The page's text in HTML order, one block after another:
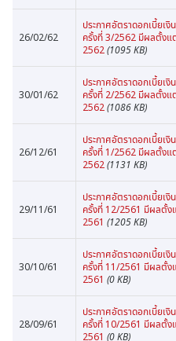
26/02/62
ประกาศอัตราดอกเบี้ยเงิ
ครั้งที่ 3/2562 มีผลตั้งแ
2562(1095 KB)
30/01/62
ประกาศอัตราดอกเบี้ยเงิ
ครั้งที่ 2/2562 มีผลตั้งแ
2562(1086 KB)
26/12/61
ประกาศอัตราดอกเบี้ยเงิ
ครั้งที่ 1/2562 มีผลตั้งแ
2562(1131 KB)
29/11/61
ประกาศอัตราดอกเบี้ยเงิ
ครั้งที่ 12/2561 มีผลตั้ง
2561 (1205 KB)
30/10/61
ประกาศอัตราดอกเบี้ยเงิ
ครั้งที่ 11/2561 มีผลตั้
2561 (0 KB)
28/09/61
ประกาศอัตราดอกเบี้ยเงิ
ครั้งที่ 10/2561 มีผลตั้ง
2561 (0 KB)